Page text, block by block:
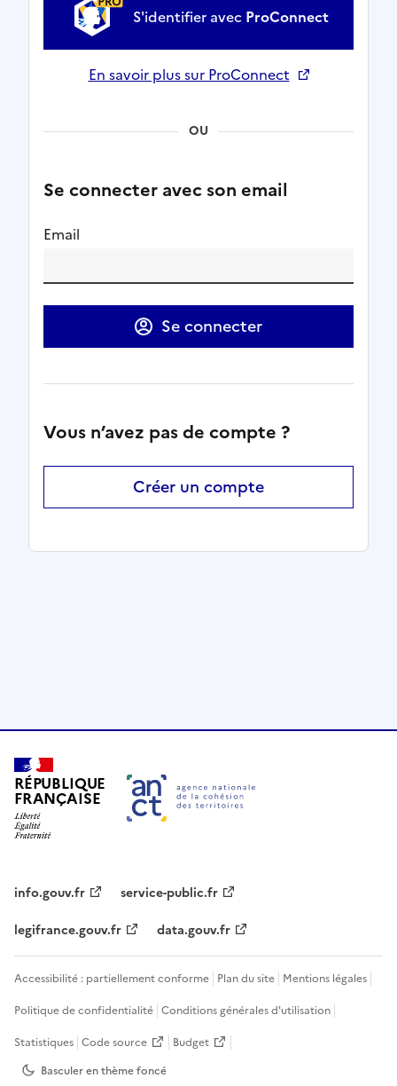
S'identifier avec ProConnect
En savoir plus sur ProConnect
OU
Se connecter avec son email
Email
Se connecter
Vous n’avez pas de compte ?
Créer un compte
RÉPUBLIQUE
FRANÇAISE
info.gouv.fr
service-public.fr
legifrance.gouv.fr
data.gouv.fr
Accessibilité : partiellement conforme Plan du site Mentions légales
Politique de confidentialité Conditions générales d'utilisation
Statistiques Code source
Budget
Basculer en thèmefoncé